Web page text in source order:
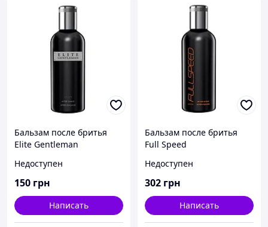
Бальзам после бритья
Elite Gentleman
Недоступен
150 грн
Написать
Бальзам после бритья
Full Speed
Недоступен
302 грн
Написать